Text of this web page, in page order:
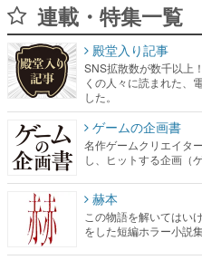
連載・特集一覧
殿堂入り記事
SNS拡散数が数千以上
くの人々に読まれた、
した。
ゲームの企画書
名作ゲームクリエイタ
し、ヒットする企画（
赫本
この物語を解いてはい
をした短編ホラー小説集